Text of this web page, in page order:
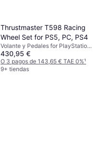
Thrustmaster T598 Racing
Wheel Set for PS5, PC, PS4
Volante y Pedales for PlayStation
5, PC, PlayStation 4
430,95 €
O 3 pagos de 143,65 € TAE 0%¹
9+ tiendas